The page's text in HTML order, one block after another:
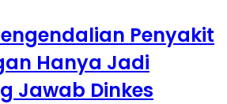
Penyakit
Hanya Jadi
Jawab Dinkes